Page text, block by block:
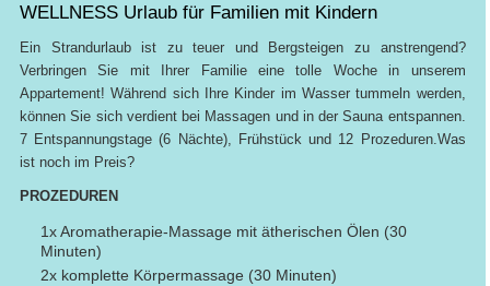
WELLNESS Urlaub für Familien mit Kindern
Ein Strandurlaub ist zu teuer und Bergsteigen zu anstrengend?
Verbringen Sie mit Ihrer Familie eine tolle Woche in unserem
Appartement! Während sich Ihre Kinder im Wasser tummeln werden,
können Sie sich verdient bei Massagen und in der Sauna entspannen.
7 Entspannungstage (6 Nächte), Frühstück und 12 Prozeduren.Was
ist noch im Preis?
PROZEDUREN
1x Aromatherapie-Massage mit ätherischen Ölen (30
Minuten)
2x komplette Körpermassage (30 Minuten)